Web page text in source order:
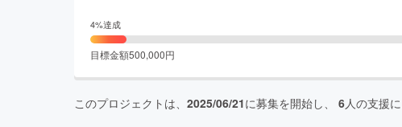
4%達成
目標金額500,000円
このプロジェクトは、 2025/06/21に募集を開始し、 6人の支援